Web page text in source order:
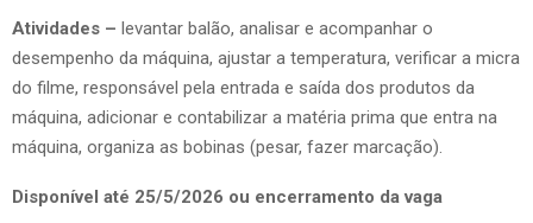
Atividades – levantar balão, analisar e acompanhar o
desempenho da máquina, ajustar a temperatura, verificar a micra
do filme, responsável pela entrada e saída dos produtos da
máquina, adicionar e contabilizar a matéria prima que entra na
máquina, organiza as bobinas (pesar, fazer marcação).
Disponível até 25/5/2026 ou encerramento da vaga